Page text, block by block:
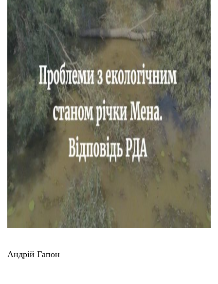
Андрій Гапон